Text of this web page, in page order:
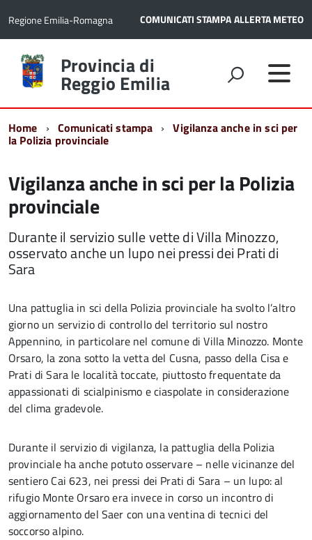
Regione Emilia-Romagna COMUNICATI STAMPAALLERTA METEO
Torna
alla
home
Provincia di
Reggio Emilia
Home Comunicati stampa Vigilanza anche in sci per
la Polizia provinciale
Vigilanza anche in sci per la Polizia
provinciale
Durante il servizio sulle vette di Villa Minozzo,
osservato anche un lupo nei pressi dei Prati di
Sara
Una pattuglia in sci della Polizia provinciale ha svolto l’altro
giorno un servizio di controllo del territorio sul nostro
Appennino, in particolare nel comune di Villa Minozzo. Monte
Orsaro, la zona sotto la vetta del Cusna, passo della Cisa e
Prati di Sara le località toccate, piuttosto frequentate da
appassionati di scialpinismo e ciaspolate in considerazione
del clima gradevole.
Durante il servizio di vigilanza, la pattuglia della Polizia
provinciale ha anche potuto osservare – nelle vicinanze del
sentiero Cai 623, nei pressi dei Prati di Sara – un lupo: al
rifugio Monte Orsaro era invece in corso un incontro di
aggiornamento del Saer con una ventina di tecnici del
soccorso alpino.